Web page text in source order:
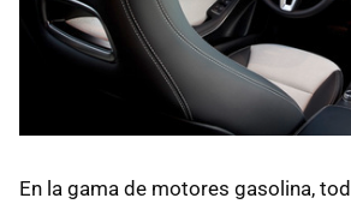
En la gama de motores gasolina,